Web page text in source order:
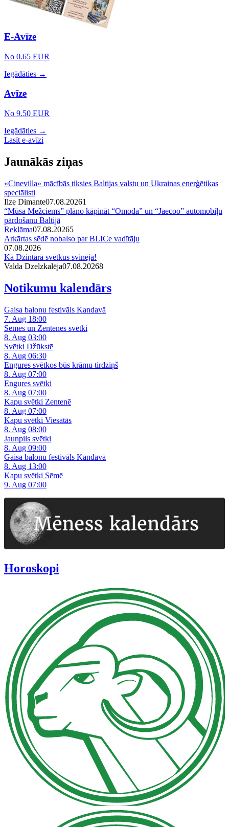
E-Avīze
No 0.65 EUR
Iegādāties →
Avīze
No 9.50 EUR
Iegādāties →
Lasīt e-avīzi
Jaunākās ziņas
«Cinevilla» mācībās tiksies Baltijas valstu un Ukrainas enerģētikas
speciālisti
Ilze Dimante07.08.20261
“Mūsa Mežciems” plāno kāpināt “Omoda” un “Jaecoo” automobiļu
pārdošanu Baltijā
Reklāma07.08.20265
Ārkārtas sēdē nobalso par BLICe vadītāju
07.08.2026
Kā Dzintarā svētkus svinēja!
Valda Dzelzkalēja07.08.20268
Notikumu kalendārs
Gaisa balonu festivāls Kandavā
7. Aug 18:00
Sēmes un Zentenes svētki
8. Aug 03:00
Svētki Džūkstē
8. Aug 06:30
Engures svētkos būs krāmu tirdziņš
8. Aug 07:00
Engures svētki
8. Aug 07:00
Kapu svētki Zentenē
8. Aug 07:00
Kapu svētki Viesatās
8. Aug 08:00
Jaunpils svētki
8. Aug 09:00
Gaisa balonu festivāls Kandavā
8. Aug 13:00
Kapu svētki Sēmē
9. Aug 07:00
Horoskopi